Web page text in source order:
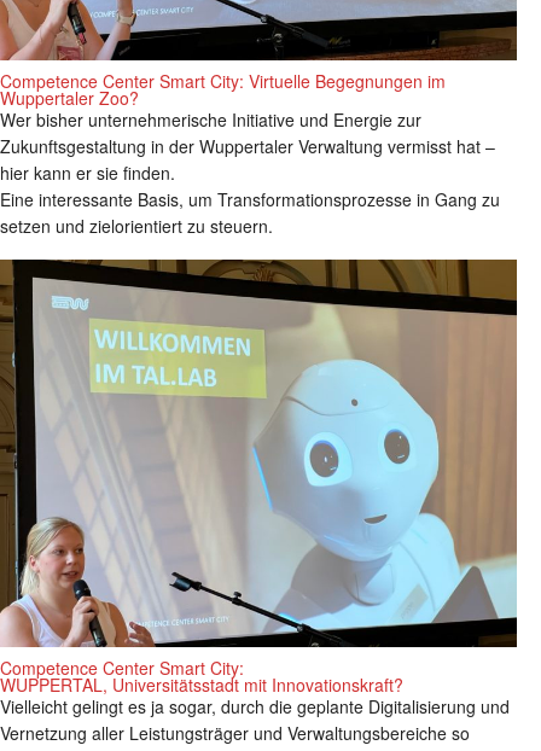
Competence Center Smart City: Virtuelle Begegnungen im
Wuppertaler Zoo?
Wer bisher unternehmerische Initiative und Energie zur
Zukunftsgestaltung in der Wuppertaler Verwaltung vermisst hat –
hier kann er sie finden.
Eine interessante Basis, um Transformationsprozesse in Gang zu
setzen und zielorientiert zu steuern.
Competence Center Smart City:
WUPPERTAL, Universitätsstadt mit Innovationskraft?
Vielleicht gelingt es ja sogar, durch die geplante Digitalisierung und
Vernetzung aller Leistungsträger und Verwaltungsbereiche so